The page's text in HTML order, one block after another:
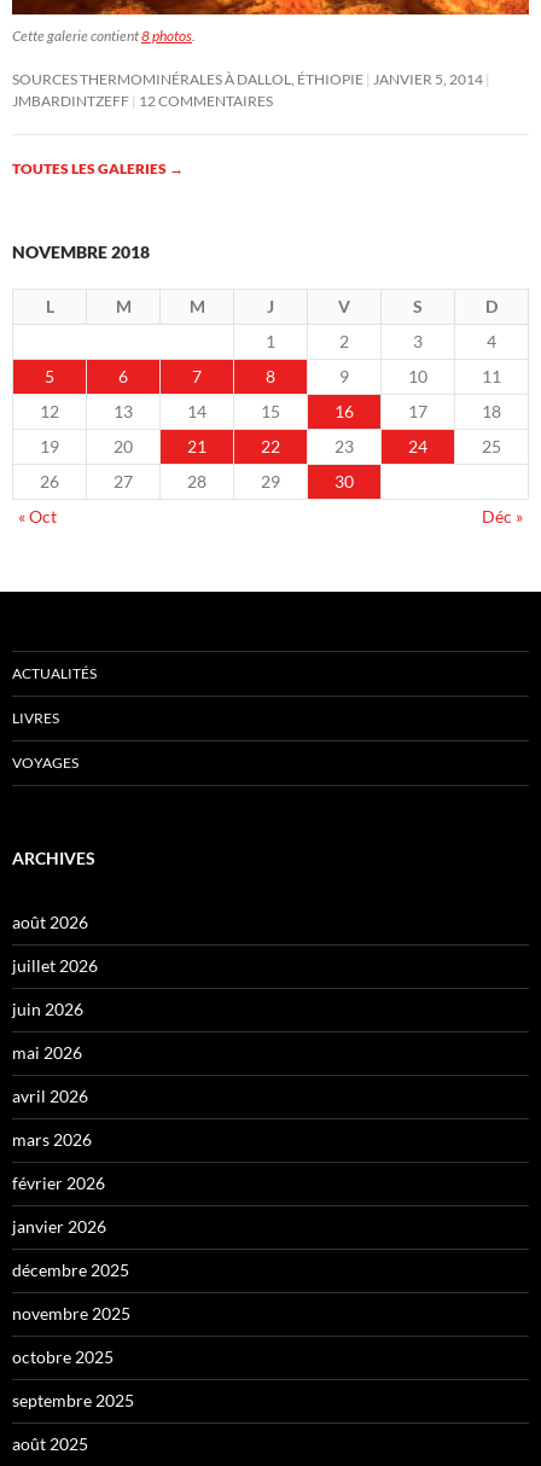
Cette galerie contient8 photos
SOURCES THERMOMINÉRALES À DALLOL, ÉTHIOPIE
JANVIER 5, 2014
JMBARDINTZEFF 12 COMMENTAIRES
TOUTES LES GALERIES →
NOVEMBRE 2018
L M M J V S
D
1
2 3
4
5
6 7 8 9 10
11
12
13 14 15 16 17
18
19
20 21 22 23 24
25
26
27 28 29
30
« Oct
Déc »
ACTUALITÉS
LIVRES
VOYAGES
ARCHIVES
août 2026
juillet 2026
juin 2026
mai 2026
avril 2026
mars 2026
février 2026
janvier 2026
décembre 2025
novembre 2025
octobre 2025
septembre 2025
août 2025